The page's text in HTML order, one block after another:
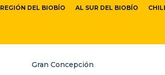
REGIÓN DEL BIOBÍO AL SUR DEL BIOBÍO
Gran Concepción